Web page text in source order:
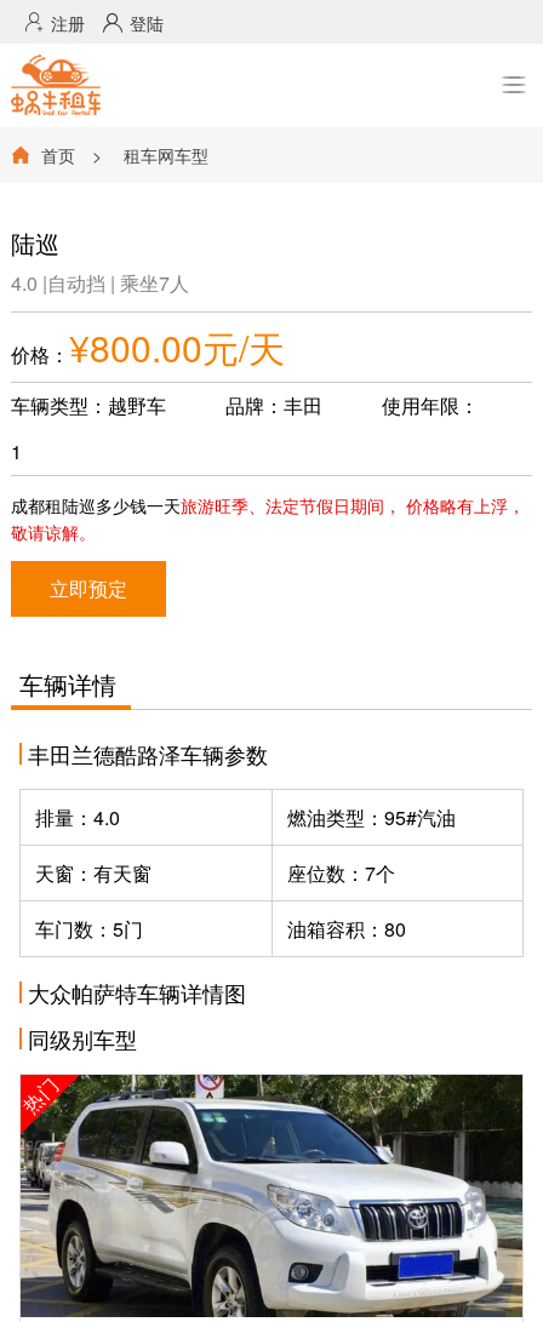
 注册  登陆
 首页 > 租车网车型
陆巡
4.0 |自动挡 | 乘坐7人
价格： ¥800.00元/天
车辆类型：越野车 品牌：丰田
使用年限：
1
成都租陆巡多少钱一天旅游旺季、法定节假日期间， 价格略有上浮，
敬请谅解。
立即预定
车辆详情
丰田兰德酷路泽车辆参数
排量：4.0
燃油类型：95#汽油
天窗：有天窗
座位数：7个
车门数：5门
油箱容积：80
大众帕萨特车辆详情图
同级别车型
热门